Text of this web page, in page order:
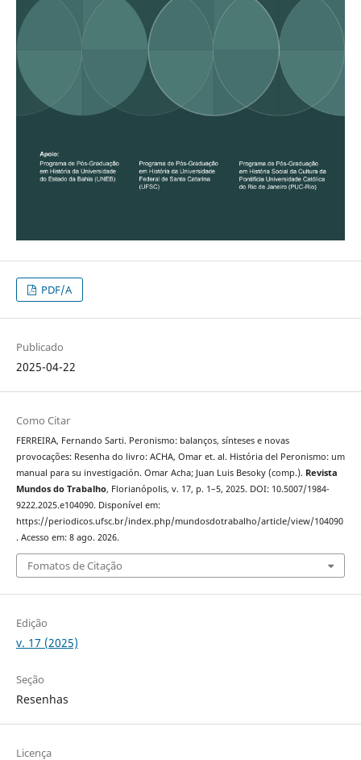
PDF/A
Publicado
2025-04-22
Como Citar
FERREIRA, Fernando Sarti. Peronismo: balanços, sínteses e novas
provocações: Resenha do livro: ACHA, Omar et. al. História del Peronismo: um
manual para su investigación. Omar Acha; Juan Luis Besoky (comp.). Revista
Mundos do Trabalho, Florianópolis, v. 17, p. 1–5, 2025. DOI: 10.5007/1984-
9222.2025.e104090. Disponível em:
https://periodicos.ufsc.br/index.php/mundosdotrabalho/article/view/104090
. Acesso em: 8 ago. 2026.
Fomatos de Citação
Edição
v. 17 (2025)
Seção
Resenhas
Licença